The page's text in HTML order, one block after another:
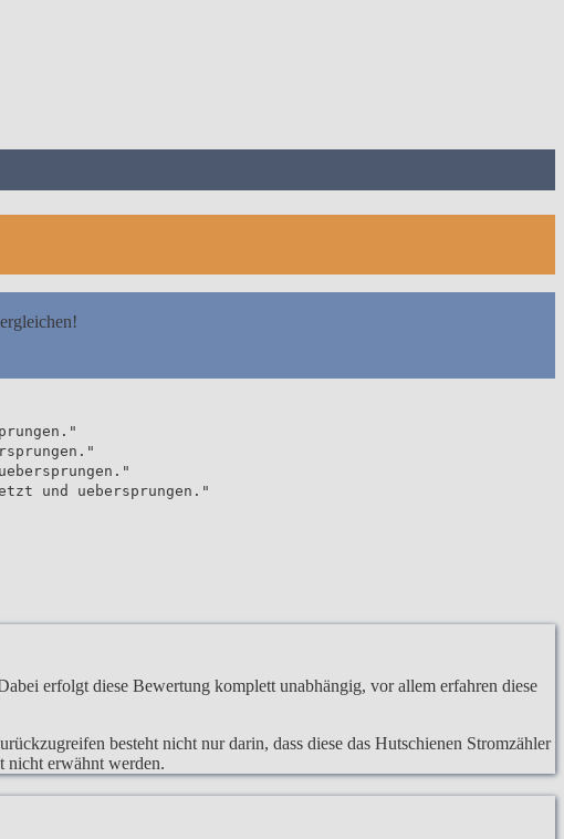
und uebersprungen."
erfolgt diese Bewertung komplett unabhängig, vor allem erfahren diese
besteht nicht nur darin, dass diese das Hutschienen Stromzähler
nicht erwähnt werden.